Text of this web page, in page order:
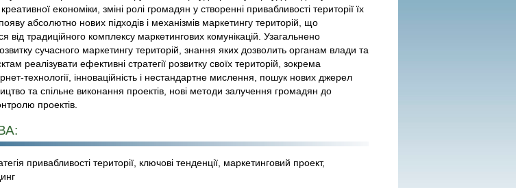
економіки, зміні ролі громадян у створенні привабливості території їх
абсолютно нових підходів і механізмів маркетингу територій, що
від традиційного комплексу маркетингових комунікацій. Узагальнено
сучасного маркетингу територій, знання яких дозволить органам влади та
реалізувати ефективні стратегії розвитку своїх територій, зокрема
технології, інноваційність і нестандартне мислення, пошук нових джерел
та спільне виконання проектів, нові методи залучення громадян до
проектів.
привабливості території, ключові тенденції, маркетинговий проект,